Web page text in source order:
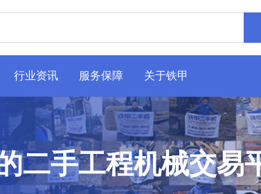
行业资讯 服务保障 关于铁甲
手工程机械交易